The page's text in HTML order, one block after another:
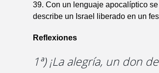
39. Con un lenguaje apocalíptico
describe un Israel liberado en un
Reflexiones
1ª) ¡La alegría, un don